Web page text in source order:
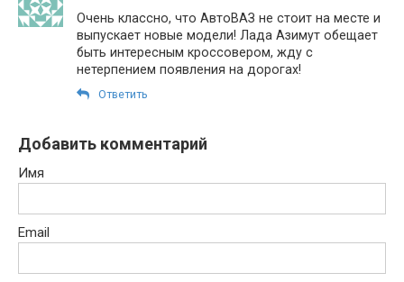
Очень классно, что АвтоВАЗ не стоит на месте и
выпускает новые модели! Лада Азимут обещает
быть интересным кроссовером, жду с
нетерпением появления на дорогах!
Ответить
Добавить комментарий
Имя
Email